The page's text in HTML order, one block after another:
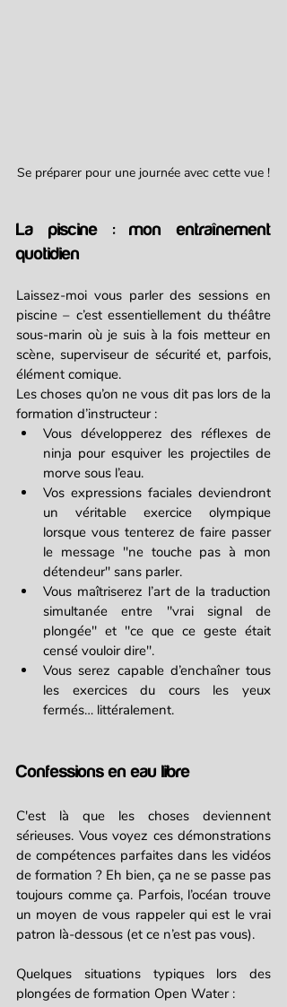
Se préparer pour une journée avec cette vue !
La piscine : mon entraînement
quotidien
Laissez-moi vous parler des sessions en
piscine – c’est essentiellement du théâtre
sous-marin où je suis à la fois metteur en
scène, superviseur de sécurité et, parfois,
élément comique.
Les choses qu’on ne vous dit pas lors de la
formation d’instructeur :
Vous développerez des réflexes de
ninja pour esquiver les projectiles de
morve sous l’eau.
Vos expressions faciales deviendront
un véritable exercice olympique
lorsque vous tenterez de faire passer
le message "ne touche pas à mon
détendeur" sans parler.
Vous maîtriserez l’art de la traduction
simultanée entre "vrai signal de
plongée" et "ce que ce geste était
censé vouloir dire".
Vous serez capable d’enchaîner tous
les exercices du cours les yeux
fermés… littéralement.
Confessions en eau libre
C'est là que les choses deviennent
sérieuses. Vous voyez ces démonstrations
de compétences parfaites dans les vidéos
de formation ? Eh bien, ça ne se passe pas
toujours comme ça. Parfois, l’océan trouve
un moyen de vous rappeler qui est le vrai
patron là-dessous (et ce n’est pas vous).
Quelques situations typiques lors des
plongées de formation Open Water :